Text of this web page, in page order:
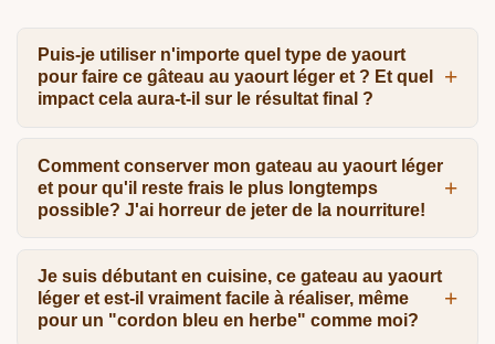
Puis-je utiliser n'importe quel type de yaourt
pour faire ce gâteau au yaourt léger et ? Et quel
impact cela aura-t-il sur le résultat final ?
Comment conserver mon gateau au yaourt léger
et pour qu'il reste frais le plus longtemps
possible? J'ai horreur de jeter de la nourriture!
Je suis débutant en cuisine, ce gateau au yaourt
léger et est-il vraiment facile à réaliser, même
pour un "cordon bleu en herbe" comme moi?